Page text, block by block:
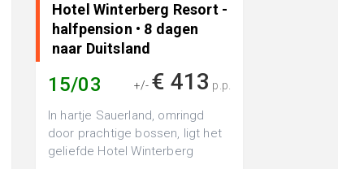
Hotel Winterberg Resort -
halfpension • 8 dagen
naar Duitsland
15/03 +/- € 413 p.p.
In hartje Sauerland, omringd
door prachtige bossen, ligt het
geliefde Hotel Winterberg